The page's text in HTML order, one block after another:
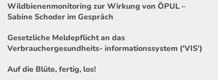
Wildbienenmonitoring zur Wirkung von ÖPUL –
Sabine Schoder im Gespräch
Gesetzliche Meldepflicht an das
Verbrauchergesundheits- informationssystem ('VIS')
Auf die Blüte, fertig, los!